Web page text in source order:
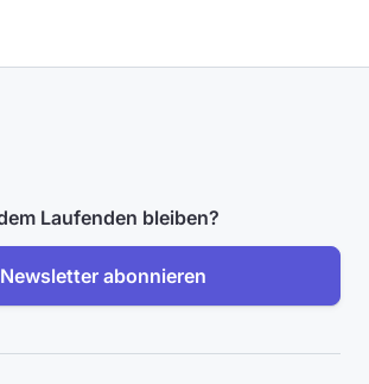
Laufenden bleiben?
Newsletter abonnieren